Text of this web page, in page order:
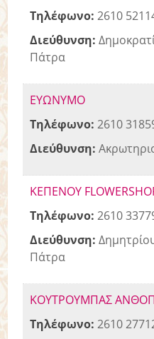
Τηλέφωνο: 2610
Διεύθυνση:
Πάτρα
ΕΥΩΝΥΜΟ
Τηλέφωνο: 2610
Διεύθυνση:
ΚΕΠΕΝΟΥ
Τηλέφωνο: 2610
Διεύθυνση:
Πάτρα
ΚΟΥΤΡΟΥΜΠΑΣ
Τηλέφωνο: 2610